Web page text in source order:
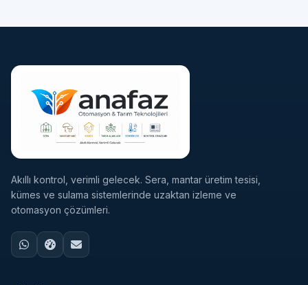
Akıllı kontrol, verimli gelecek. Sera, mantar üretim tesisi,
kümes ve sulama sistemlerinde uzaktan izleme ve
otomasyon çözümleri.